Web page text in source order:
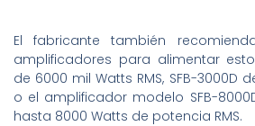
El fabricante también
amplificadores para alimentar
de 6000 mil Watts RMS, SFB-3000D
o el amplificador modelo SFB-
hasta 8000 Watts de potencia RMS.